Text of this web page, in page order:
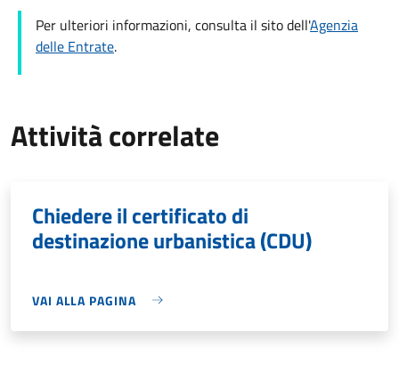
Per ulteriori informazioni, consulta il sito dell'Agenzia
delle Entrate.
Attività correlate
Chiedere il certificato di
destinazione urbanistica (CDU)
VAI ALLA PAGINA